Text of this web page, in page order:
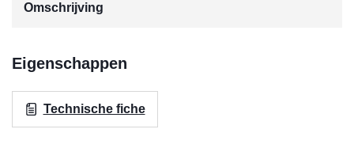
Omschrijving
Eigenschappen
Technische fiche